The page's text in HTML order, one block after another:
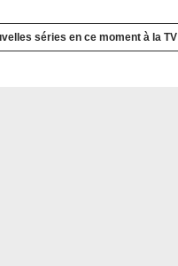
séries en ce moment à la TV